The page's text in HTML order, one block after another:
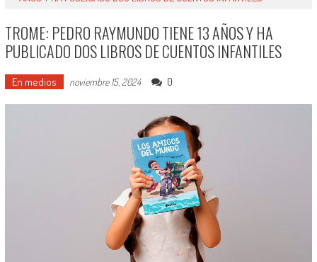
TROME: PEDRO RAYMUNDO TIENE 13 AÑOS Y HA
PUBLICADO DOS LIBROS DE CUENTOS INFANTILES
En medios noviembre 15, 2024 0